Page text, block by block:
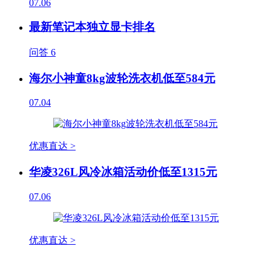
07.06
最新笔记本独立显卡排名
问答 6
海尔小神童8kg波轮洗衣机低至584元
07.04
优惠直达 >
华凌326L风冷冰箱活动价低至1315元
07.06
优惠直达 >